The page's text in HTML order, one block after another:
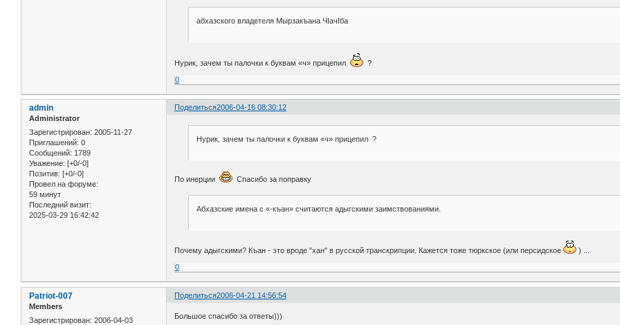
абхазского владетеля Мырзакъана ЧIачIба
Нурик, зачем ты палочки к буквам «ч» прицепил
?
0
Поделиться2006-04-16 08:30:12
admin
Administrator
Зарегистрирован: 2005-11-27
Приглашений: 0
Сообщений: 1789
Уважение: [+0/-0]
Позитив: [+0/-0]
Провел на форуме:
59 минут
Последний визит:
2025-03-29 16:42:42
Нурик, зачем ты палочки к буквам «ч» прицепил ?
По инерции Спасибо за поправку
Абхазские имена с «-къан» считаются адыгскими заимствованиями.
Почему адыгскими? Къан - это вроде "хан" в русской транскрипции. Кажется тоже тюркское (или персидское
) ...
0
Поделиться2006-04-21 14:56:54
Patriot-007
Members
Зарегистрирован: 2006-04-03
Большое спасибо за ответы)))